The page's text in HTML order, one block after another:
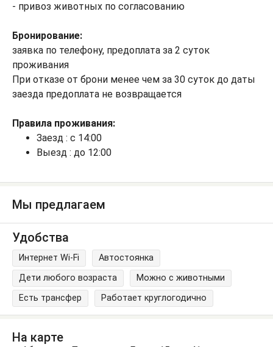
- привоз животных по согласованию
Бронирование:
заявка по телефону, предоплата за 2 суток
проживания
При отказе от брони менее чем за 30 суток до даты
заезда предоплата не возвращается
Правила проживания:
Заезд : с 14:00
Выезд : до 12:00
Мы предлагаем
Удобства
Интернет Wi-Fi
Автостоянка
Дети любого возраста
Можно с животными
Есть трансфер
Работает круглогодично
На карте